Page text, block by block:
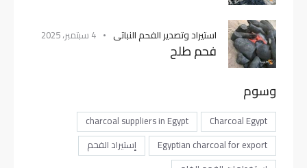
استيراد وتصدير الفحم النباتى 4 سبتمبر، 2025
فحم طلح
وسوم
Charcoal Egypt
charcoal suppliers in Egypt
Egyptian charcoal for export
إستيراد الفحم